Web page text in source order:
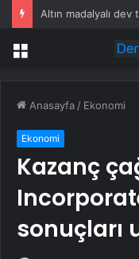
Menü
Anasayfa / Ekonomi
Ekonomi
Kazanç
sonuçları